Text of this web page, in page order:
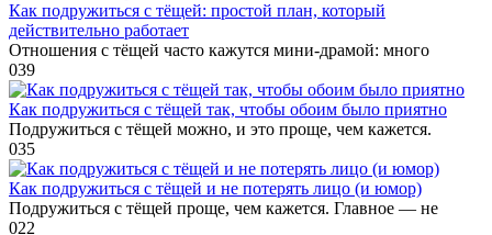
Как подружиться с тёщей: простой план, который
действительно работает
Отношения с тёщей часто кажутся мини-драмой: много
039
Как подружиться с тёщей так, чтобы обоим было приятно
Подружиться с тёщей можно, и это проще, чем кажется.
035
Как подружиться с тёщей и не потерять лицо (и юмор)
Подружиться с тёщей проще, чем кажется. Главное — не
022